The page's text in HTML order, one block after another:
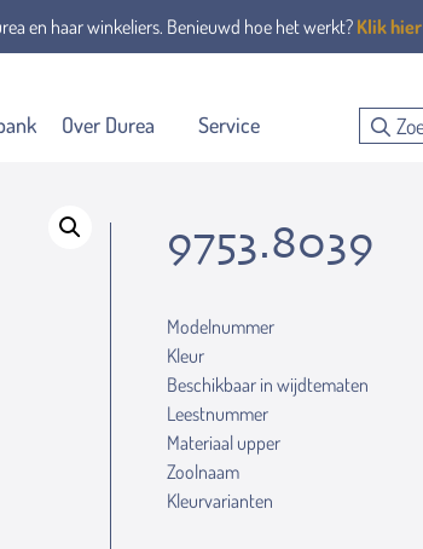
en haar winkeliers. Benieuwd hoe het werkt? Klik hier
Over Durea Service
9753.8039
Modelnummer
Kleur
Beschikbaar in wijdtematen
Leestnummer
Materiaal upper
Zoolnaam
Kleurvarianten